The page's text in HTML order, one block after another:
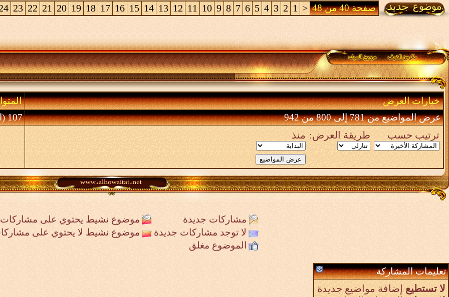
صفحة 40 من 48 <
1
2
3
4
5
6
7
8
9
10
11
12
13
14
15
16
17
18
19
20
21
22
23
خيارات العرض
عرض المواضيع من 781 إلى 800 من 942
107 (الأعضاء 0 والزوار 107)
ترتيب حسب طريقة العرض: منذ
مشاركات جديدة
موضوع نشيط يحتوي على مشاركات
لا توجد مشاركات جديدة
موضوع نشيط لا يحتوي على
الموضوع مغلق
تعليمات المشاركة
لا تستطيع إضافة مواضيع جديدة